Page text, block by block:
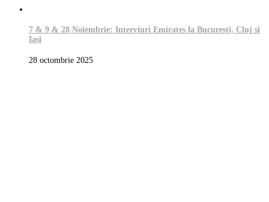
7 & 9 & 28 Noiembrie: Interviuri Emirates la Bucuresti, Cluj si
Iasi
28 octombrie 2025